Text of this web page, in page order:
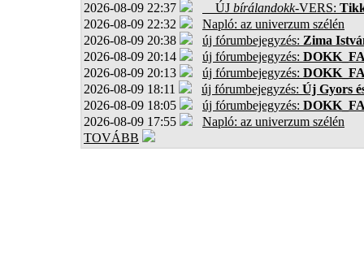
2026-08-09 22:37
ÚJ bírálandokk-VERS:
2026-08-09 22:32
Napló: az univerzum szélén
2026-08-09 20:38
új fórumbejegyzés: Zima
2026-08-09 20:14
új fórumbejegyzés:
2026-08-09 20:13
új fórumbejegyzés:
2026-08-09 18:11
új fórumbejegyzés: Új Gyors
2026-08-09 18:05
új fórumbejegyzés:
2026-08-09 17:55
Napló: az univerzum szélén
TOVÁBB